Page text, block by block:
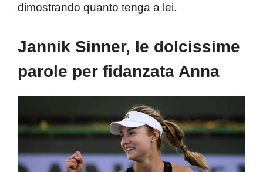
dimostrando quanto tenga a lei.
Jannik Sinner, le dolcissime
parole per fidanzata Anna